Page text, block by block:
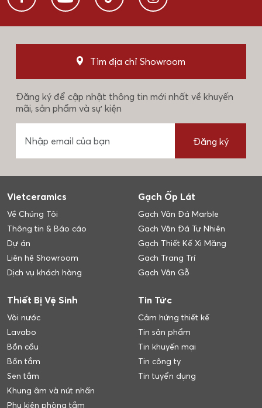
Tìm địa chỉ Showroom
Đăng ký để cập nhật thông tin mới nhất về khuyến
mãi, sản phẩm và sự kiện
Đăng ký
Vietceramics
Về Chúng Tôi
Thông tin & Báo cáo
Dự án
Liên hệ Showroom
Dịch vụ khách hàng
Gạch Ốp Lát
Gạch Vân Đá Marble
Gạch Vân Đá Tự Nhiên
Gạch Thiết Kế Xi Măng
Gạch Trang Trí
Gạch Vân Gỗ
Thiết Bị Vệ Sinh
Vòi nước
Lavabo
Bồn cầu
Bồn tắm
Sen tắm
Khung âm và nút nhấn
Phụ kiện phòng tắm
Tin Tức
Cảm hứng thiết kế
Tin sản phẩm
Tin khuyến mại
Tin công ty
Tin tuyển dụng